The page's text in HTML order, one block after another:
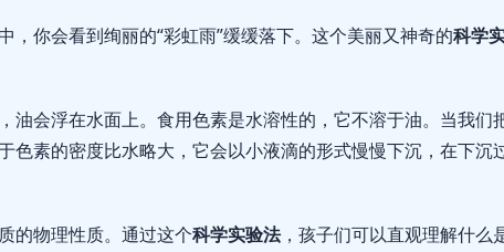
，你会看到绚丽的“彩虹雨”缓缓落下。这个美丽又神奇的科学
油会浮在水面上。食用色素是水溶性的，它不溶于油。当我们
色素的密度比水略大，它会以小液滴的形式慢慢下沉，在下沉
的物理性质。通过这个科学实验法，孩子们可以直观理解什么